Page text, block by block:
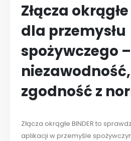
Złącza okrągłe
dla przemysłu
spożywczego –
zgodność z
Złącza okrągłe BINDER to
aplikacji w przemyśle